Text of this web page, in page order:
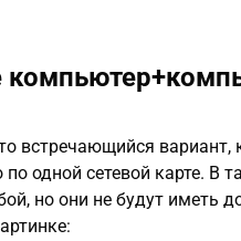
встречающийся
одной сетевой карте. В
но они не будут иметь